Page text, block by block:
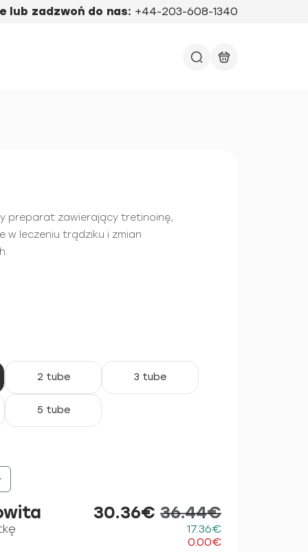
lub zadzwoń do nas: +44-203-608-1340
preparat zawierający tretinoinę,
w leczeniu trądziku i zmian
2 tube 3 tube
5 tube
30.36€ 36.44€
17.36€
0.00€